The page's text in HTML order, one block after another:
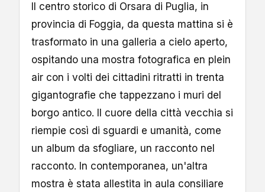
Il centro storico di Orsara di Puglia, in
provincia di Foggia, da questa mattina si è
trasformato in una galleria a cielo aperto,
ospitando una mostra fotografica en plein
air con i volti dei cittadini ritratti in trenta
gigantografie che tappezzano i muri del
borgo antico. Il cuore della città vecchia si
riempie così di sguardi e umanità, come
un album da sfogliare, un racconto nel
racconto. In contemporanea, un'altra
mostra è stata allestita in aula consiliare